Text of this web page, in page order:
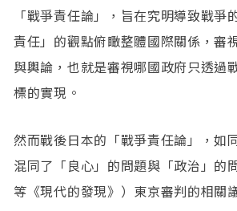
「戰爭責任論」，旨在究明導致戰爭
責任」的觀點俯瞰整體國際關係，審
與輿論，也就是審視哪國政府只透過
標的實現。
然而戰後日本的「戰爭責任論」，如
混同了「良心」的問題與「政治」的
等《現代的發現》）東京審判的相關